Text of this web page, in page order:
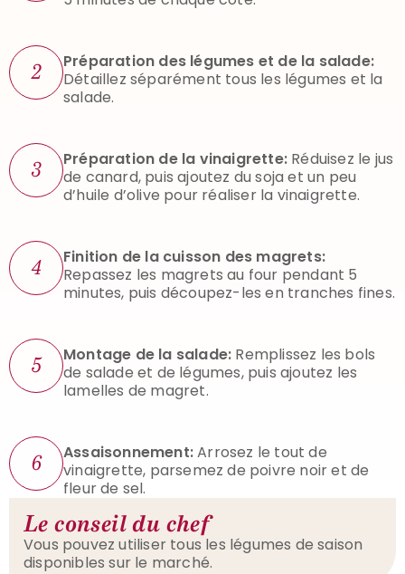
2
Préparation des légumes et de la salade:
Détaillez séparément tous les légumes et la
salade.
3 Préparation de la vinaigrette: Réduisez le jus
de canard, puis ajoutez du soja et un peu
d’huile d’olive pour réaliser la vinaigrette.
4
Finition de la cuisson des magrets:
Repassez les magrets au four pendant 5
minutes, puis découpez-les en tranches fines.
5 Montage de la salade: Remplissez les bols
de salade et de légumes, puis ajoutez les
lamelles de magret.
6 Assaisonnement:Arrosez le tout de
vinaigrette, parsemez de poivre noir et de
fleur de sel.
Le conseil du chef
Vous pouvez utiliser tous les légumes de saison
disponibles sur le marché.